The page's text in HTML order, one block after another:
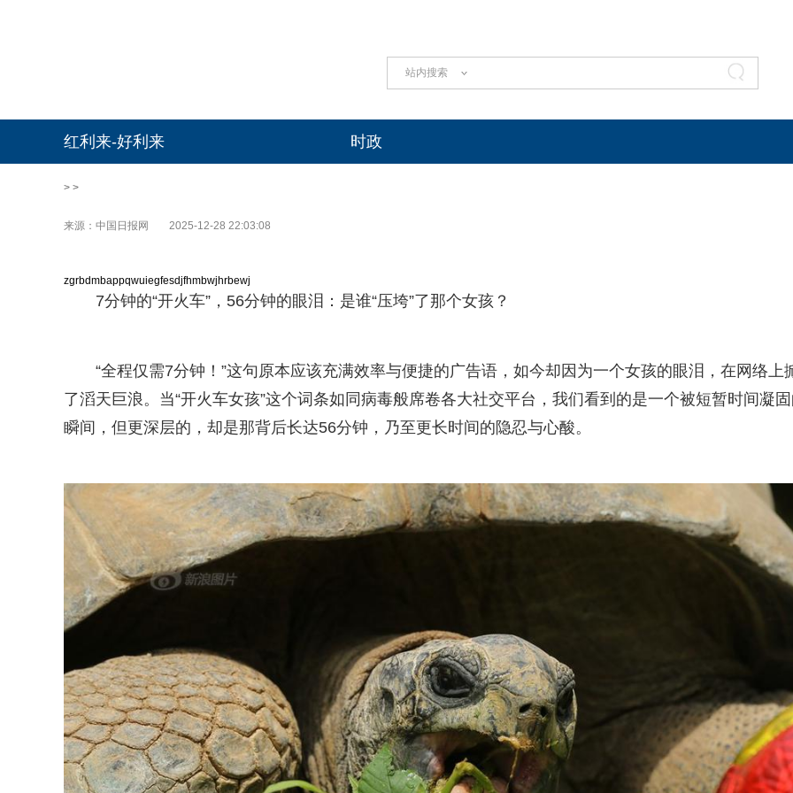
站内搜索
红利来-好利来 时政
> >
来源：中国日报网 2025-12-28 22:03:08
zgrbdmbappqwuiegfesdjfhmbwjhrbewj
7分钟的“开火车”，56分钟的眼泪：是谁“压垮”了那个女孩？
“全程仅需7分钟！”这句原本应该充满效率与便捷的广告语，如今却因为一个女孩的眼泪，在网络上
了滔天巨浪。当“开火车女孩”这个词条如同病毒般席卷各大社交平台，我们看到的是一个被短暂时间凝
瞬间，但更深层的，却是那背后长达56分钟，乃至更长时间的隐忍与心酸。